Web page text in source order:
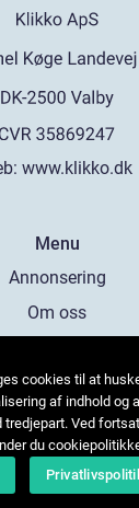
www.klikko.dk
Menu
Annonsering
Om oss
Kontakta oss
Sitemap
cookies til at
af indhold og
tredjepart. Ved
du